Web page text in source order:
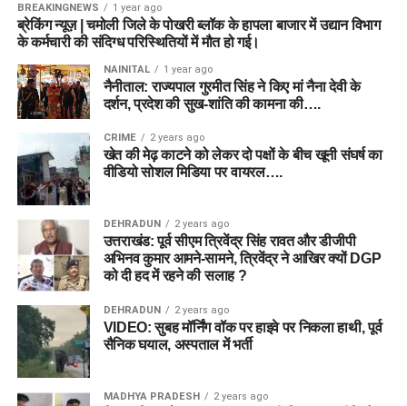
BREAKINGNEWS 1 year ago
ब्रेकिंग न्यूज़ | चमोली जिले के पोखरी ब्लॉक के हापला बाजार में उद्यान विभाग
के कर्मचारी की संदिग्ध परिस्थितियों में मौत हो गई।
NAINITAL 1 year ago
नैनीताल: राज्यपाल गुरमीत सिंह ने किए मां नैना देवी के
दर्शन, प्रदेश की सुख-शांति की कामना की….
CRIME 2 years ago
खेत की मेढ़ काटने को लेकर दो पक्षों के बीच खूनी संघर्ष का
वीडियो सोशल मिडिया पर वायरल….
DEHRADUN 2 years ago
उत्तराखंड: पूर्व सीएम त्रिवेंद्र सिंह रावत और डीजीपी
अभिनव कुमार आमने-सामने, त्रिवेंद्र ने आखिर क्यों DGP
को दी हद में रहने की सलाह ?
DEHRADUN 2 years ago
VIDEO: सुबह मॉर्निंग वॉक पर हाइवे पर निकला हाथी, पूर्व
सैनिक घयाल, अस्पताल में भर्ती
MADHYA PRADESH 2 years ago